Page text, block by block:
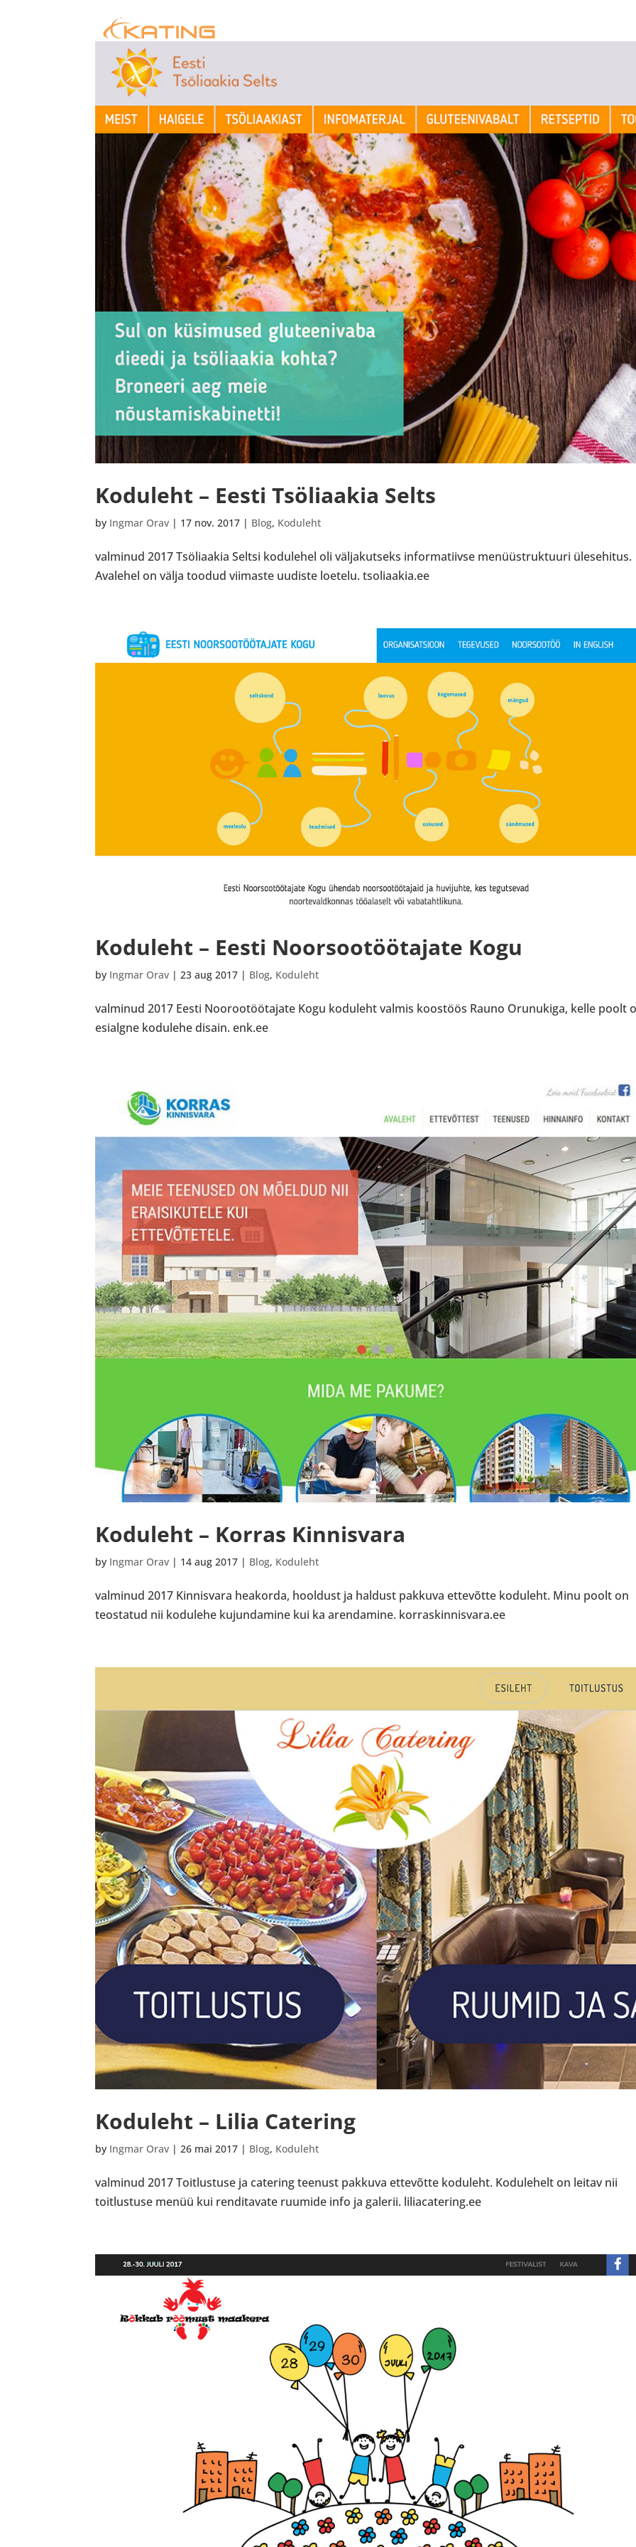
Koduleht – Eesti Tsöliaakia Selts
by Ingmar Orav | 17 nov. 2017 | Blog, Koduleht
valminud 2017 Tsöliaakia Seltsi kodulehel oli väljakutseks informatiivse menüüstruktuuri ülesehitus.
Avalehel on välja toodud viimaste uudiste loetelu. tsoliaakia.ee
Koduleht – Eesti Noorsootöötajate Kogu
by Ingmar Orav |23 aug 2017 | Blog, Koduleht
valminud 2017 Eesti Noorootöötajate Kogu koduleht valmis koostöös Rauno Orunukiga, kelle poolt
esialgne kodulehe disain. enk.ee
Koduleht – Korras Kinnisvara
by Ingmar Orav | 14 aug 2017 | Blog, Koduleht
valminud 2017 Kinnisvara heakorda, hooldust ja haldust pakkuva ettevõtte koduleht. Minu poolt on
teostatud nii kodulehe kujundamine kui ka arendamine. korraskinnisvara.ee
Koduleht – Lilia Catering
by Ingmar Orav |26 mai 2017 | Blog, Koduleht
valminud 2017 Toitlustuse ja catering teenust pakkuva ettevõtte koduleht. Kodulehelt on leitav nii
toitlustuse menüü kui renditavate ruumide info ja galerii. liliacatering.ee